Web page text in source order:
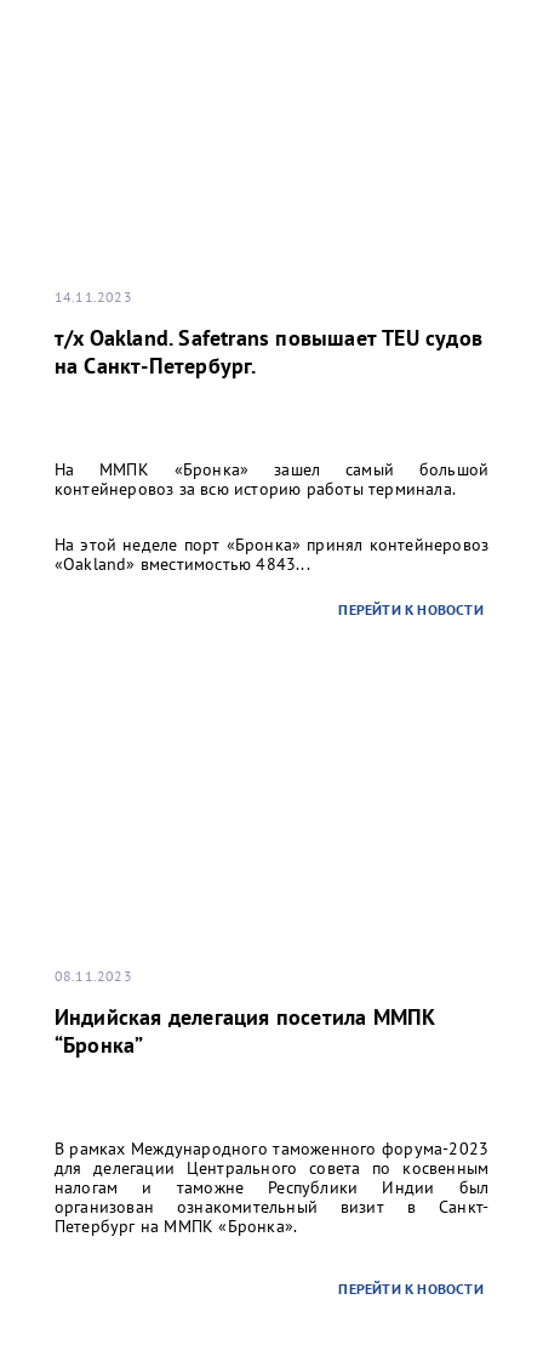
14.11.2023
т/x Oakland. Safetrans повышает TEU судов
на Санкт-Петербург.
На ММПК «Бронка» зашел самый большой
контейнеровоз за всю историю работы терминала.
На этой неделе порт «Бронка» принял контейнеровоз
«Oakland» вместимостью 4843...
ПЕРЕЙТИ К НОВОСТИ
08.11.2023
Индийская делегация посетила ММПК
“Бронка”
В рамках Международного таможенного форума-2023
для делегации Центрального совета по косвенным
налогам и таможне Республики Индии был
организован ознакомительный визит в Санкт-
Петербург на ММПК «Бронка».
ПЕРЕЙТИ К НОВОСТИ